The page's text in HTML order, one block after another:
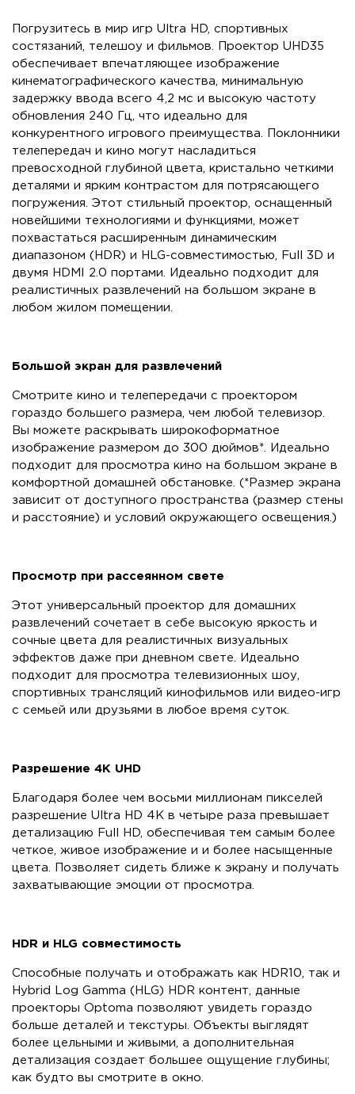
Погрузитесь в мир игр Ultra HD, спортивных
состязаний, телешоу и фильмов. Проектор UHD35
обеспечивает впечатляющее изображение
кинематографического качества, минимальную
задержку ввода всего 4,2 мс и высокую частоту
обновления 240 Гц, что идеально для
конкурентного игрового преимущества. Поклонники
телепередач и кино могут насладиться
превосходной глубиной цвета, кристально четкими
деталями и ярким контрастом для потрясающего
погружения. Этот стильный проектор, оснащенный
новейшими технологиями и функциями, может
похвастаться расширенным динамическим
диапазоном (HDR) и HLG-совместимостью, Full 3D и
двумя HDMI 2.0 портами. Идеально подходит для
реалистичных развлечений на большом экране в
любом жилом помещении.
Большой экран для развлечений
Смотрите кино и телепередачи с проектором
гораздо большего размера, чем любой телевизор.
Вы можете раскрывать широкоформатное
изображение размером до 300 дюймов*. Идеально
подходит для просмотра кино на большом экране в
комфортной домашней обстановке. (*Размер экрана
зависит от доступного пространства (размер стены
и расстояние) и условий окружающего освещения.)
Просмотр при рассеянном свете
Этот универсальный проектор для домашних
развлечений сочетает в себе высокую яркость и
сочные цвета для реалистичных визуальных
эффектов даже при дневном свете. Идеально
подходит для просмотра телевизионных шоу,
спортивных трансляций кинофильмов или видео-игр
с семьей или друзьями в любое время суток.
Разрешение 4K UHD
Благодаря более чем восьми миллионам пикселей
разрешение Ultra HD 4K в четыре раза превышает
детализацию Full HD, обеспечивая тем самым более
четкое, живое изображение и и более насыщенные
цвета. Позволяет сидеть ближе к экрану и получать
захватывающие эмоции от просмотра.
HDR и HLG совместимость
Способные получать и отображать как HDR10, так и
Hybrid Log Gamma (HLG) HDR контент, данные
проекторы Optoma позволяют увидеть гораздо
больше деталей и текстуры. Объекты выглядят
более цельными и живыми, а дополнительная
детализация создает большее ощущение глубины;
как будто вы смотрите в окно.